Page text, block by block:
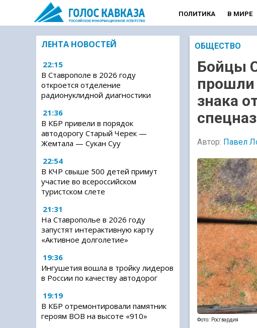
ПОЛИТИКА В МИРЕ
ЛЕНТА НОВОСТЕЙ
22:15
В Ставрополе в 2026 году
откроется отделение
радионуклидной диагностики
21:36
В КБР привели в порядок
автодорогу Старый Черек —
Жемтала — Сукан Суу
22:54
В КЧР свыше 500 детей примут
участие во всероссийском
туристском слете
21:31
На Ставрополье в 2026 году
запустят интерактивную карту
«Активное долголетие»
19:36
Ингушетия вошла в тройку лидеров
в России по качеству автодорог
19:19
В КБР отремонтировали памятник
героям ВОВ на высоте «910»
ОБЩЕСТВО
Бойцы
прошли
знака
Автор: Павел
Фото: Росгвардия